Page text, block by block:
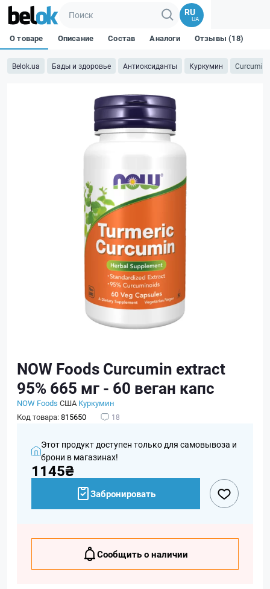
RU
UA
Belok.ua Бады и здоровье Антиоксиданты Куркумин Curcumin
О товаре Описание Состав Аналоги Отзывы (18)
NOW Foods Curcumin extract
95% 665 мг - 60 веган капс
NOW Foods США Куркумин
Код товара:815650 18
Этот продукт доступен только для самовывоза и
брони в магазинах!
1145₴
Забронировать
Сообщить о наличии